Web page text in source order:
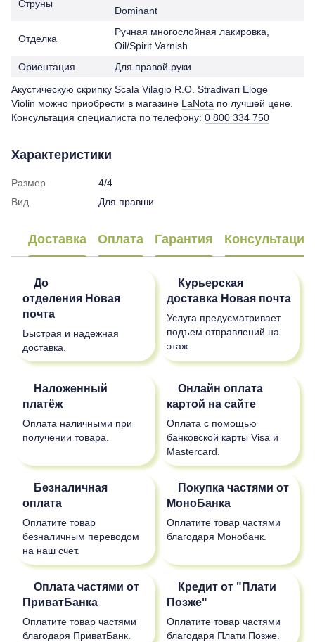
Струны
Dominant
Отделка
Ручная многослойная лакировка,
Oil/Spirit Varnish
Ориентация
Для правой руки
Акустическую скрипку Scala Vilagio R.O. Stradivari Eloge
Violin можно приобрести в магазине LaNota по лучшей цене.
Консультация специалиста по телефону: 0 800 334 750
Характеристики
Размер
4/4
Вид
Для правши
Доставка Оплата Гарантия Консультация
До
отделения Новая
почта
Быстрая и надежная
доставка.
Курьерская
доставка Новая почта
Услуга предусматривает
подъем отправлений на
этаж.
Наложенный
платёж
Оплата наличными при
получении товара.
Онлайн оплата
картой на сайте
Оплата с помощью
банковской карты Visa и
Mastercard.
Безналичная
оплата
Оплатите товар
безналичным переводом
на наш счёт.
Покупка частями от
МоноБанка
Оплатите товар частями
благодаря Монобанк.
Оплата частями от
ПриватБанка
Оплатите товар частями
благодаря ПриватБанк.
Кредит от "Плати
Позже"
Оплатите товар частями
благодаря Плати Позже.